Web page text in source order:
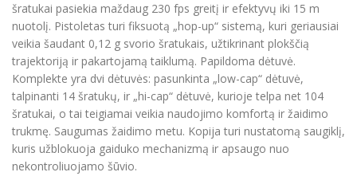
šratukai pasiekia maždaug 230 fps greitį ir efektyvų iki 15 m
nuotolį. Pistoletas turi fiksuotą „hop-up“ sistemą, kuri geriausiai
veikia šaudant 0,12 g svorio šratukais, užtikrinant plokščią
trajektoriją ir pakartojamą taiklumą. Papildoma dėtuvė.
Komplekte yra dvi dėtuvės: pasunkinta „low-cap“ dėtuvė,
talpinanti 14 šratukų, ir „hi-cap“ dėtuvė, kurioje telpa net 104
šratukai, o tai teigiamai veikia naudojimo komfortą ir žaidimo
trukmę. Saugumas žaidimo metu. Kopija turi nustatomą saugiklį,
kuris užblokuoja gaiduko mechanizmą ir apsaugo nuo
nekontroliuojamo šūvio.